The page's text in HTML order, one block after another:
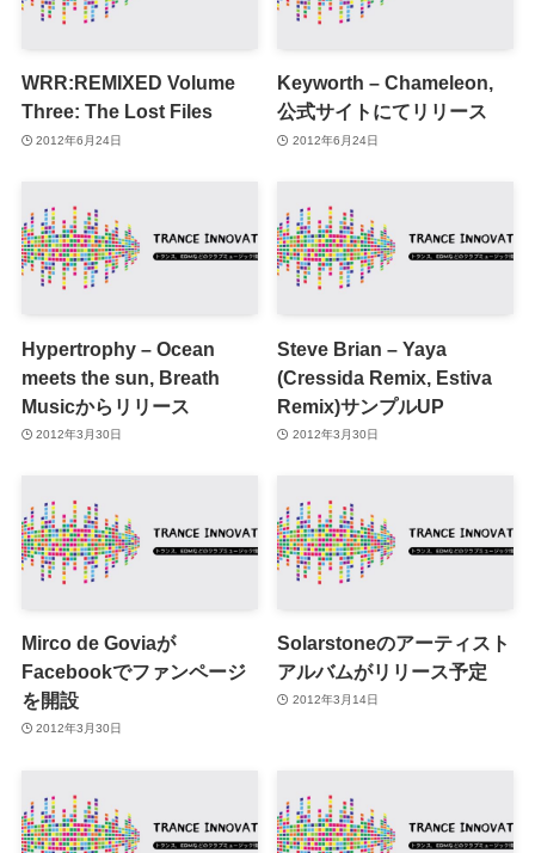
WRR:REMIXED Volume
Three: The Lost Files
2012年6月24日
Keyworth – Chameleon,
公式サイトにてリリース
2012年6月24日
Hypertrophy – Ocean
meets the sun, Breath
Musicからリリース
2012年3月30日
Steve Brian – Yaya
(Cressida Remix, Estiva
Remix)サンプルUP
2012年3月30日
Mirco de Goviaが
Facebookでファンページ
を開設
2012年3月30日
Solarstoneのアーティスト
アルバムがリリース予定
2012年3月14日